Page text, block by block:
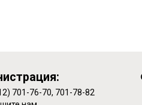
701-76-70, 701-78-82